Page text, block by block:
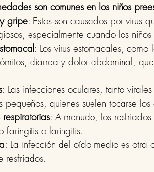
son comunes en los niños
gripe: Estos son causados por virus
especialmente cuando los
: Los virus estomacales, como
diarrea y dolor abdominal,
: Las infecciones oculares, tanto
pequeños, quienes suelen tocarse
respiratorias: A menudo, los
faringitis o laringitis.
: La infección del oído medio es otra
resfriados.